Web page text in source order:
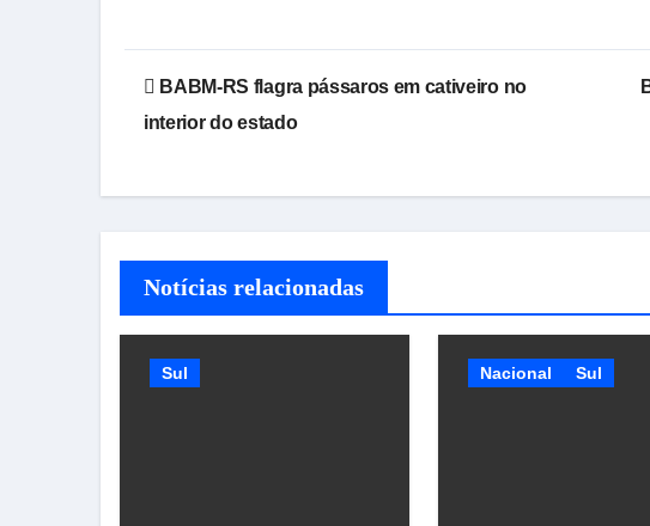
Navegação
de
BABM-RS flagra pássaros em cativeiro no
interior do estado
Notícias relacionadas
Sul Nacional Sul